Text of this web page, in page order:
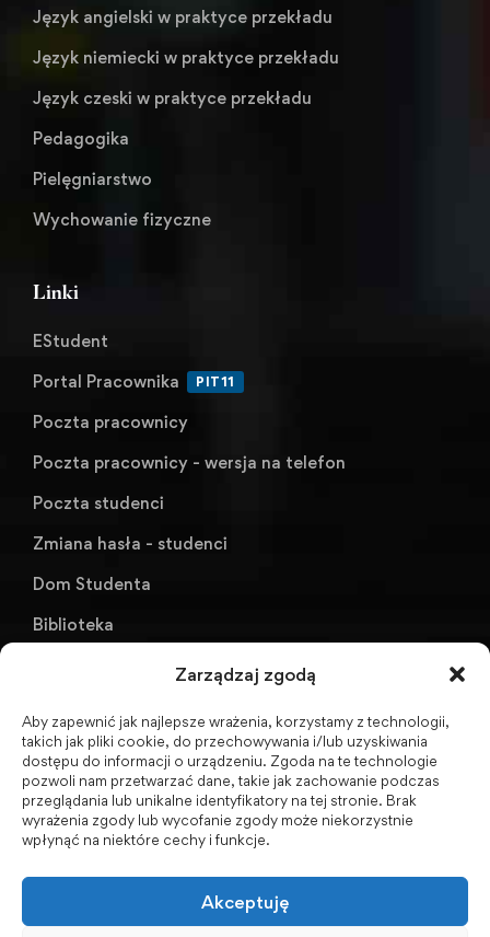
Zarządzaj zgodą
Aby zapewnić jak najlepsze wrażenia, korzystamy z technologii,
takich jak pliki cookie, do przechowywania i/lub uzyskiwania
dostępu do informacji o urządzeniu. Zgoda na te technologie
pozwoli nam przetwarzać dane, takie jak zachowanie podczas
przeglądania lub unikalne identyfikatory na tej stronie. Brak
wyrażenia zgody lub wycofanie zgody może niekorzystnie
wpłynąć na niektóre cechy i funkcje.
Akceptuję
Język angielski w praktyce przekładu
Język niemiecki w praktyce przekładu
Język czeski w praktyce przekładu
Pedagogika
Pielęgniarstwo
Wychowanie fizyczne
Linki
EStudent
Portal Pracownika
PIT11
Poczta pracownicy
Poczta pracownicy - wersja na telefon
Poczta studenci
Zmiana hasła - studenci
Dom Studenta
Biblioteka
KU AZS ANS w Raciborzu
Biuletyn Informacji Publicznej
BIP - Biuletyn Informacji Publicznej PWSZ -